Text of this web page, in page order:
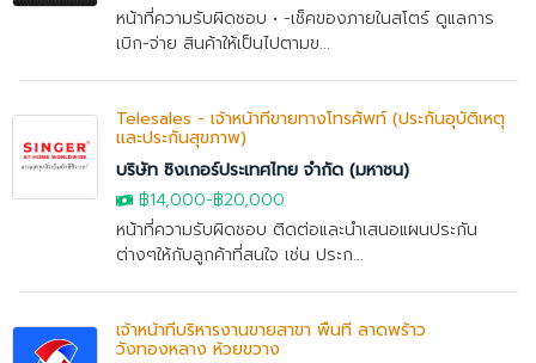
หน้าที่ความรับผิดชอบ • -เช็คของภายในสโตร์ ดูแลการ
เบิก-จ่าย สินค้าให้เป็นไปตามข...
Telesales - เจ้าหน้าที่ขายทางโทรศัพท์ (ประกันอุบัติเหตุ
และประกันสุขภาพ)
บริษัท ซิงเกอร์ประเทศไทย จำกัด (มหาชน)
฿14,000-฿20,000
หน้าที่ความรับผิดชอบ ติดต่อและนำเสนอแผนประกัน
ต่างๆให้กับลูกค้าที่สนใจ เช่น ประก...
เจ้าหน้าที่บริหารงานขายสาขา พื้นที่ ลาดพร้าว
วังทองหลาง ห้วยขวาง